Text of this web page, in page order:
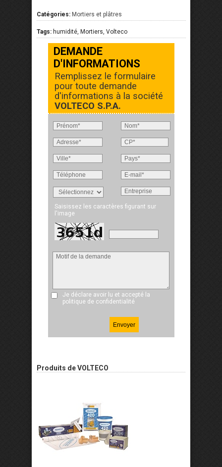
Catégories: Mortiers et plâtres
Tags: humidité, Mortiers, Volteco
DEMANDE
D'INFORMATIONS
Remplissez le formulaire
pour toute demande
d'informations à la société
VOLTECO S.P.A.
Saisissez les caractères figurant sur
l'image
Je déclare avoir lu et accepté la
politique de confidentialité
Produits de VOLTECO